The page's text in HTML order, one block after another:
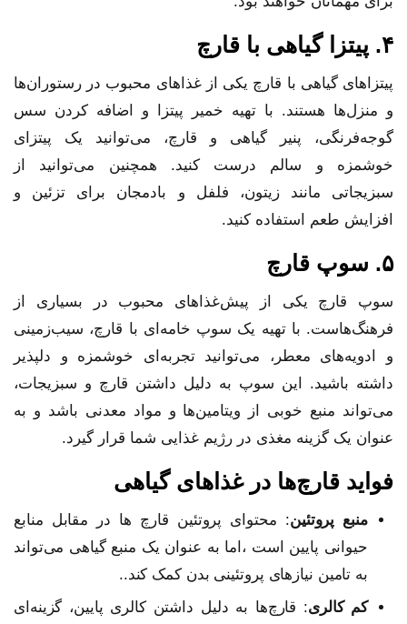
۴. پیتزا گیاهی با قارچ
پیتزاهای گیاهی با قارچ یکی از غذاهای محبوب در رستوران‌ها
و منزل‌ها هستند. با تهیه خمیر پیتزا و اضافه کردن سس
گوجه‌فرنگی، پنیر گیاهی و قارچ، می‌توانید یک پیتزای
خوشمزه و سالم درست کنید. همچنین می‌توانید از
سبزیجاتی مانند زیتون، فلفل و بادمجان برای تزئین و
افزایش طعم استفاده کنید.
۵. سوپ قارچ
سوپ قارچ یکی از پیش‌غذاهای محبوب در بسیاری از
فرهنگ‌هاست. با تهیه یک سوپ خامه‌ای با قارچ، سیب‌زمینی
و ادویه‌های معطر، می‌توانید تجربه‌ای خوشمزه و دلپذیر
داشته باشید. این سوپ به دلیل داشتن قارچ و سبزیجات،
می‌تواند منبع خوبی از ویتامین‌ها و مواد معدنی باشد و به
عنوان یک گزینه مغذی در رژیم غذایی شما قرار گیرد.
فواید قارچ‌ها در غذاهای گیاهی
منبع پروتئین: محتوای پروتئین قارچ ها در مقابل منابع
حیوانی پایین است ،اما به عنوان یک منبع گیاهی می‌تواند
به تامین نیازهای پروتئینی بدن کمک کند..
کم کالری: قارچ‌ها به دلیل داشتن کالری پایین، گزینه‌ای